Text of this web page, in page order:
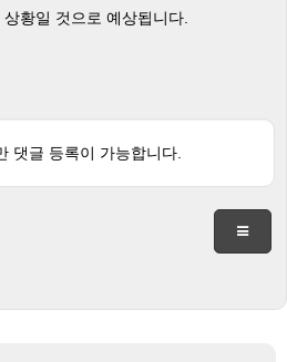
황일 것으로 예상됩니다.
댓글 등록이 가능합니다.